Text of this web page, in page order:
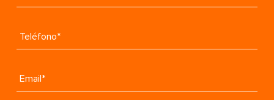
Teléfono*
Email*